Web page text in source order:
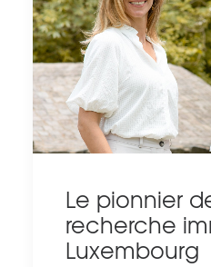
Le pionnier
recherche
Luxembourg